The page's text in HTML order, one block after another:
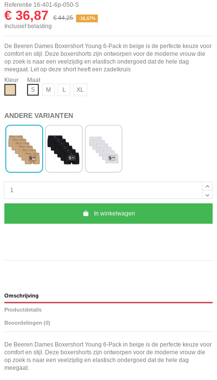
Referentie 16-401-6p-050-S
€ 36,87 € 44,25 -16,67%
Inclusief belasting
De Beeren Dames Boxershort Young 6-Pack in beige is de perfecte keuze voor
comfort en stijl. Deze boxershorts zijn ontworpen voor de moderne vrouw die
op zoek is naar een veelzijdig en elastisch ondergoed dat de hele dag
meegaat. Let op deze short heeft een zadelkruis
Kleur
Maat
S
M L XL
ANDERE VARIANTEN
In winkelwagen
Omschrijving
Productdetails
Beoordelingen (0)
De Beeren Dames Boxershort Young 6-Pack in beige is de perfecte keuze voor
comfort en stijl. Deze boxershorts zijn ontworpen voor de moderne vrouw die
op zoek is naar een veelzijdig en elastisch ondergoed dat de hele dag
meegaat.